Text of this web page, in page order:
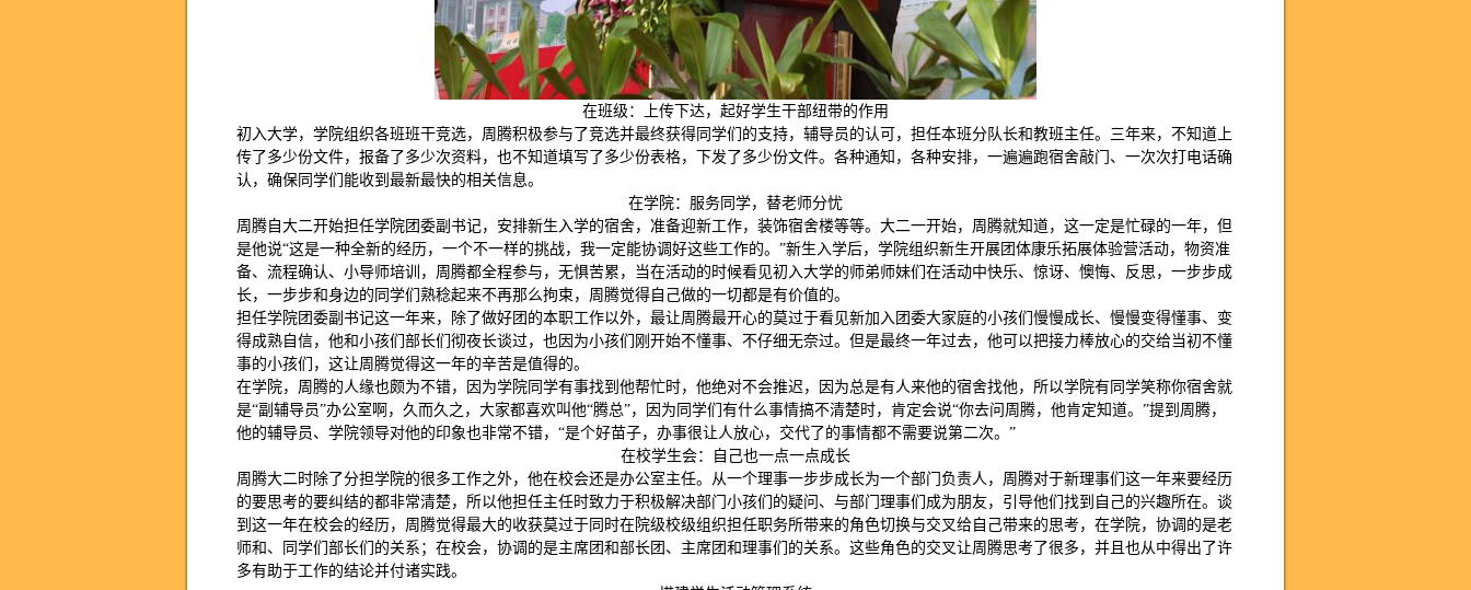
在班级：上传下达，起好学生干部纽带的作用
初入大学，学院组织各班班干竞选，周腾积极参与了竞选并最终获得同学们的支持，辅导员的认可，担任本班分队长和教班主任。三年来，不知道上
传了多少份文件，报备了多少次资料，也不知道填写了多少份表格，下发了多少份文件。各种通知，各种安排，一遍遍跑宿舍敲门、一次次打电话确
认，确保同学们能收到最新最快的相关信息。
在学院：服务同学，替老师分忧
周腾自大二开始担任学院团委副书记，安排新生入学的宿舍，准备迎新工作，装饰宿舍楼等等。大二一开始，周腾就知道，这一定是忙碌的一年，但
是他说“这是一种全新的经历，一个不一样的挑战，我一定能协调好这些工作的。”新生入学后，学院组织新生开展团体康乐拓展体验营活动，物资准
备、流程确认、小导师培训，周腾都全程参与，无惧苦累，当在活动的时候看见初入大学的师弟师妹们在活动中快乐、惊讶、懊悔、反思，一步步成
长，一步步和身边的同学们熟稔起来不再那么拘束，周腾觉得自己做的一切都是有价值的。
担任学院团委副书记这一年来，除了做好团的本职工作以外，最让周腾最开心的莫过于看见新加入团委大家庭的小孩们慢慢成长、慢慢变得懂事、变
得成熟自信，他和小孩们部长们彻夜长谈过，也因为小孩们刚开始不懂事、不仔细无奈过。但是最终一年过去，他可以把接力棒放心的交给当初不懂
事的小孩们，这让周腾觉得这一年的辛苦是值得的。
在学院，周腾的人缘也颇为不错，因为学院同学有事找到他帮忙时，他绝对不会推迟，因为总是有人来他的宿舍找他，所以学院有同学笑称你宿舍就
是“副辅导员”办公室啊，久而久之，大家都喜欢叫他“腾总”，因为同学们有什么事情搞不清楚时，肯定会说“你去问周腾，他肯定知道。”提到周腾，
他的辅导员、学院领导对他的印象也非常不错，“是个好苗子，办事很让人放心，交代了的事情都不需要说第二次。”
在校学生会：自己也一点一点成长
周腾大二时除了分担学院的很多工作之外，他在校会还是办公室主任。从一个理事一步步成长为一个部门负责人，周腾对于新理事们这一年来要经历
的要思考的要纠结的都非常清楚，所以他担任主任时致力于积极解决部门小孩们的疑问、与部门理事们成为朋友，引导他们找到自己的兴趣所在。谈
到这一年在校会的经历，周腾觉得最大的收获莫过于同时在院级校级组织担任职务所带来的角色切换与交叉给自己带来的思考，在学院，协调的是老
师和、同学们部长们的关系；在校会，协调的是主席团和部长团、主席团和理事们的关系。这些角色的交叉让周腾思考了很多，并且也从中得出了许
多有助于工作的结论并付诸实践。